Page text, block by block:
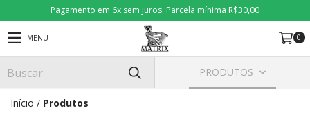
Pagamento em 6x sem juros. Parcela mínima R$30,00
MENU 0
PRODUTOS
Início / Produtos